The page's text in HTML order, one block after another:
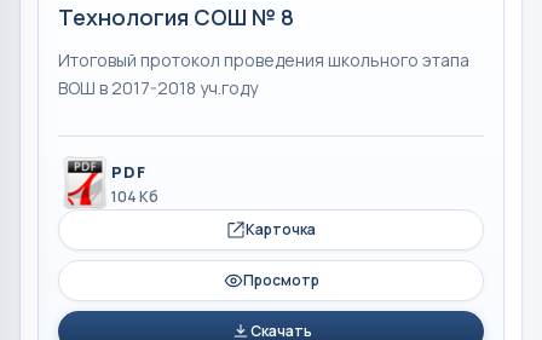
Технология СОШ № 8
Итоговый протокол проведения школьного этапа
ВОШ в 2017-2018 уч.году
PDF
104 Кб
Карточка
Просмотр
Скачать